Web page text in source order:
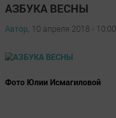
АЗБУКА ВЕСНЫ
Автор, 10 апреля 2018 - 10:00
Фото Юлии Исмагиловой